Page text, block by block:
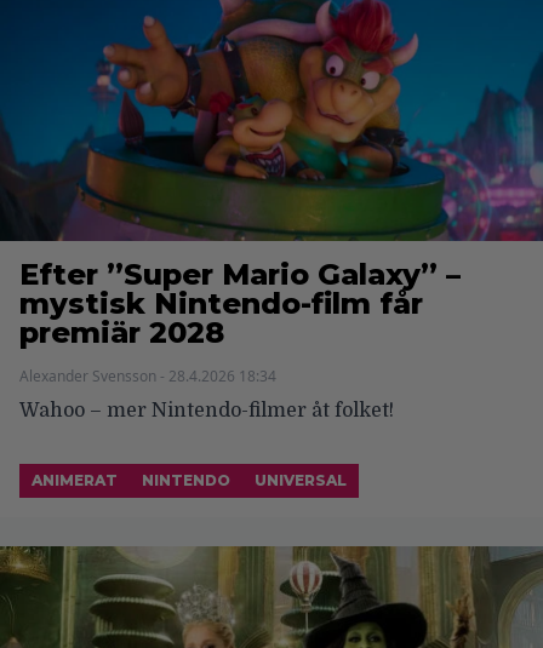
Efter ”Super Mario Galaxy” –
mystisk Nintendo-film får
premiär 2028
Alexander Svensson - 28.4.2026 18:34
Wahoo – mer Nintendo-filmer åt folket!
ANIMERAT NINTENDO UNIVERSAL